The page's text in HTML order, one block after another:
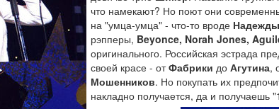
что намекают? Но поют они
на "умца-умца" - что-то вроде
рэпперы, Beyonce, Norah Jones,
оригинального. Российская эстрада
своей красе - отФабрики до Агутина,
Мошенников. Но покупать их
накладно получается, да и получаешь